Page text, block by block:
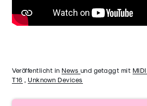
Veröffentlicht in News und getaggt mit
T16
Unknown Devices